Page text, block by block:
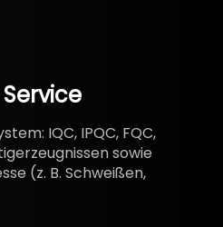
Service
IQC, IPQC, FQC,
sowie
(z. B. Schweißen,